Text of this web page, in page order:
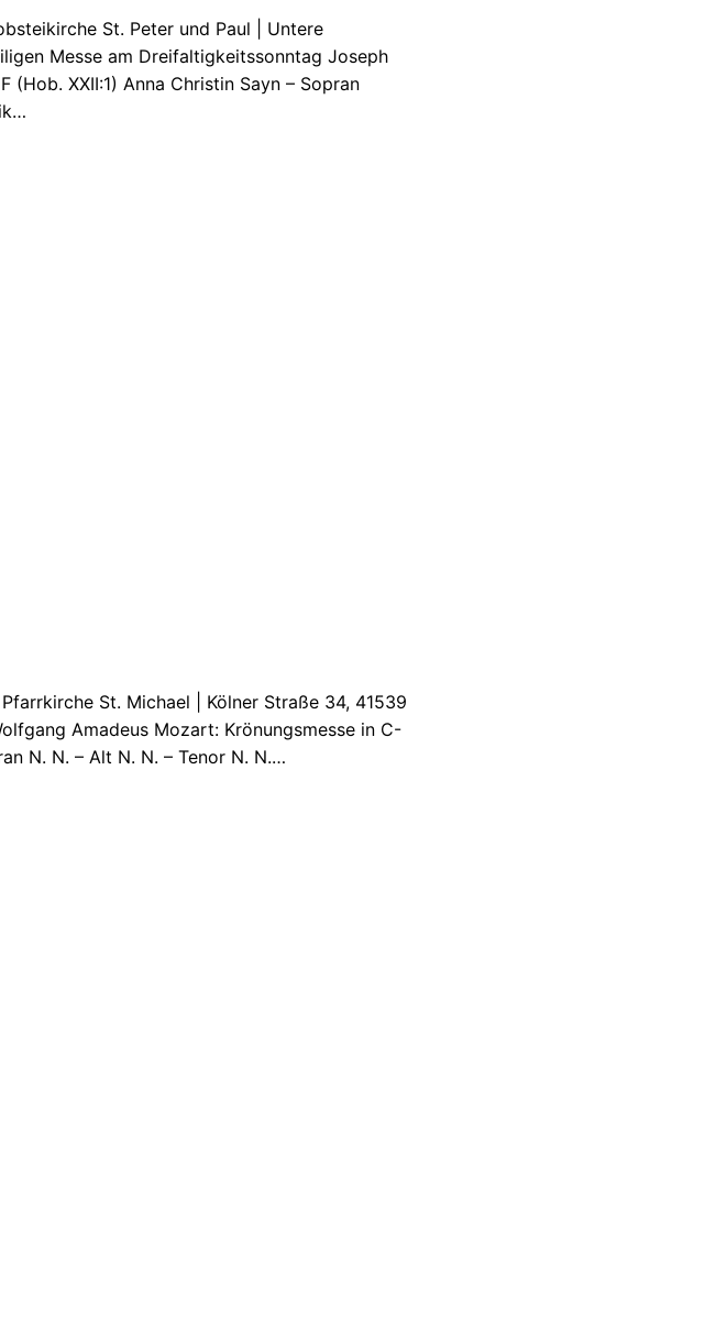
St. Peter und Paul | Untere
Messe am Dreifaltigkeitssonntag Joseph
(Hob. XXII:1) Anna Christin Sayn – Sopran
St. Michael | Kölner Straße 34, 41539
Amadeus Mozart: Krönungsmesse in C-
N. N. – Alt N. N. – Tenor N. N.…